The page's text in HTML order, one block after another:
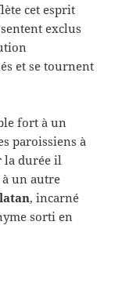
cet esprit
exclus
et se tournent
fort à un
paroissiens à
la durée il
un autre
, incarné
sorti en